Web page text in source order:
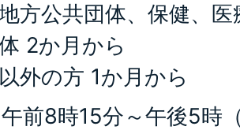
方公共団体、保健、
2か月から
外の方 1か月から
午前8時15分～午後5時